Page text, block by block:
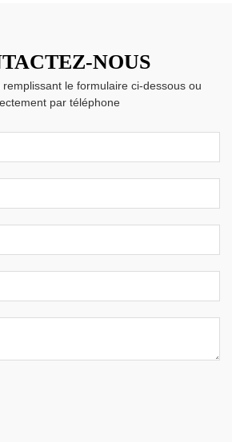
NOUS
le formulaire ci-dessous ou
par téléphone